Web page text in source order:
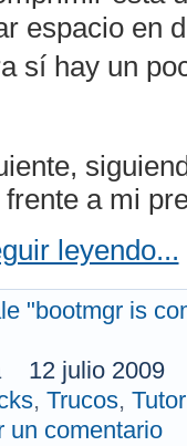
sí hay un
a mi
leyendo...
"bootmgr is
12 julio 2009
, Trucos,
un comentario